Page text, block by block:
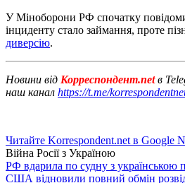
У Міноборони РФ спочатку
інциденту стало займання, проте
диверсію.
Новини від Корреспондент.netв
наш канал https://t.me/
Читайте Korrespondent.net в Google
Війна Росії з Україною
РФ вдарила по судну з
США відновили повний обмін